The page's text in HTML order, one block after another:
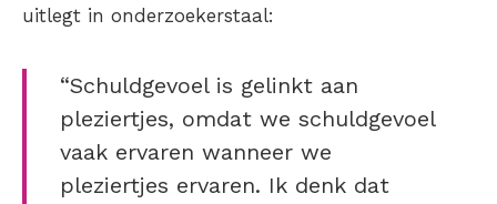
uitlegt in onderzoekerstaal:
“Schuldgevoel is gelinkt aan
pleziertjes, omdat we schuldgevoel
vaak ervaren wanneer we
pleziertjes ervaren. Ik denk dat